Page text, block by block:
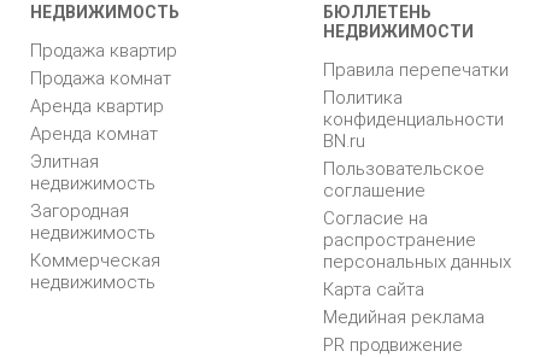
НЕДВИЖИМОСТЬ
Продажа квартир
Продажа комнат
Аренда квартир
Аренда комнат
Элитная
недвижимость
Загородная
недвижимость
Коммерческая
недвижимость
БЮЛЛЕТЕНЬ
НЕДВИЖИМОСТИ
Правила перепечатки
Политика
конфиденциальности
BN.ru
Пользовательское
соглашение
Согласие на
распространение
персональных данных
Карта сайта
Медийная реклама
PR продвижение